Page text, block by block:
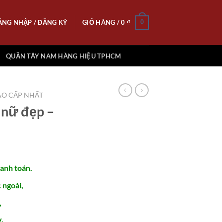
NHẬP / ĐĂNG KÝ GIỎ HÀNG /0 ₫ 0
QUẦN TÂY NAM HÀNG HIỆU TPHCM
CẤP NHẤT
đẹp –
toán.